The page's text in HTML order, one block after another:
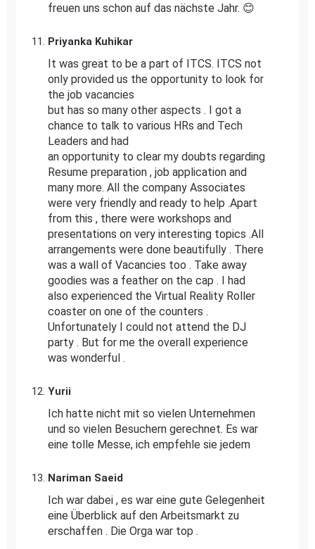
freuen uns schon auf das nächste Jahr. 😊
Priyanka Kuhikar
It was great to be a part of ITCS. ITCS not
only provided us the opportunity to look for
the job vacancies
but has so many other aspects . I got a
chance to talk to various HRs and Tech
Leaders and had
an opportunity to clear my doubts regarding
Resume preparation , job application and
many more. All the company Associates
were very friendly and ready to help .Apart
from this , there were workshops and
presentations on very interesting topics .All
arrangements were done beautifully . There
was a wall of Vacancies too . Take away
goodies was a feather on the cap . I had
also experienced the Virtual Reality Roller
coaster on one of the counters .
Unfortunately I could not attend the DJ
party . But for me the overall experience
was wonderful .
Yurii
Ich hatte nicht mit so vielen Unternehmen
und so vielen Besuchern gerechnet. Es war
eine tolle Messe, ich empfehle sie jedem
Nariman Saeid
Ich war dabei , es war eine gute Gelegenheit
eine Überblick auf den Arbeitsmarkt zu
erschaffen . Die Orga war top .